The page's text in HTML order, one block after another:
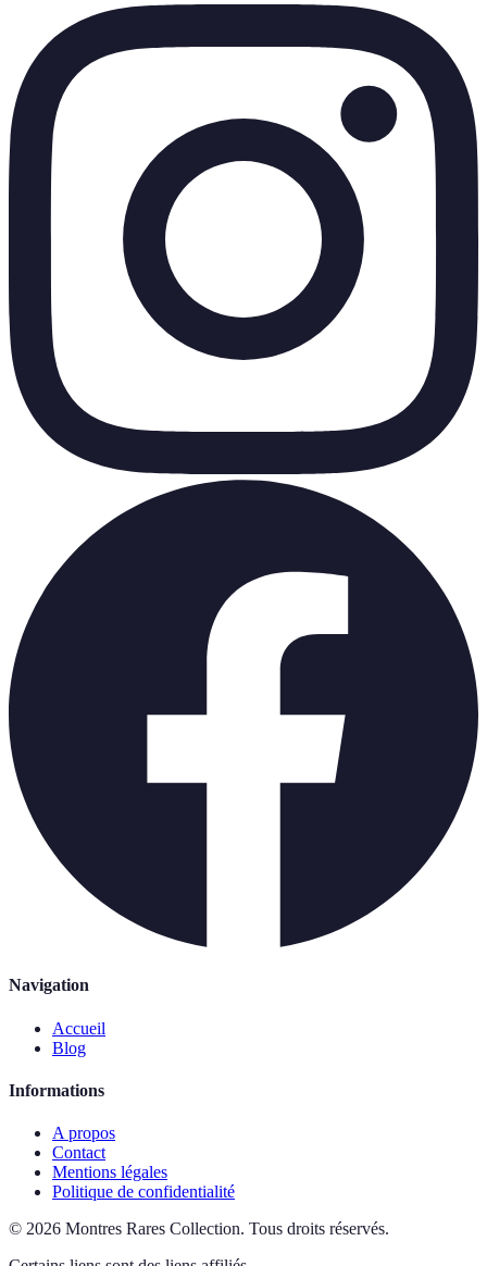
Navigation
Accueil
Blog
Informations
A propos
Contact
Mentions légales
Politique de confidentialité
© 2026 Montres Rares Collection. Tous droits réservés.